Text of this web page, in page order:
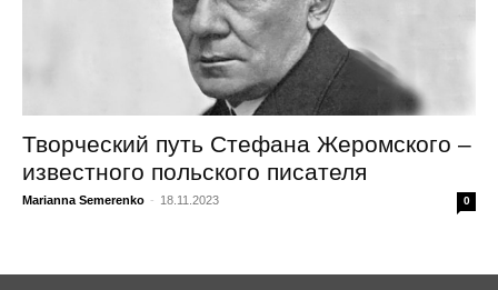
Творческий путь Стефана Жеромского –
известного польского писателя
Marianna Semerenko - 18.11.2023 0